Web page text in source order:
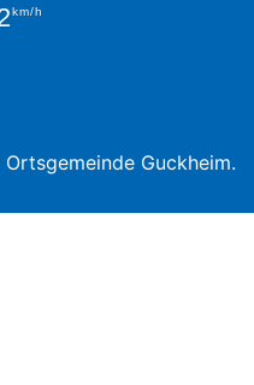
km/h
Guckheim.